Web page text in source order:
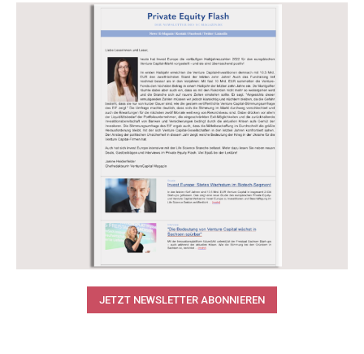
JETZT NEWSLETTER ABONNIEREN